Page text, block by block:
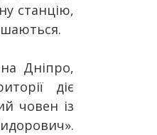
станцію,
Дніпро,
діє
човен із